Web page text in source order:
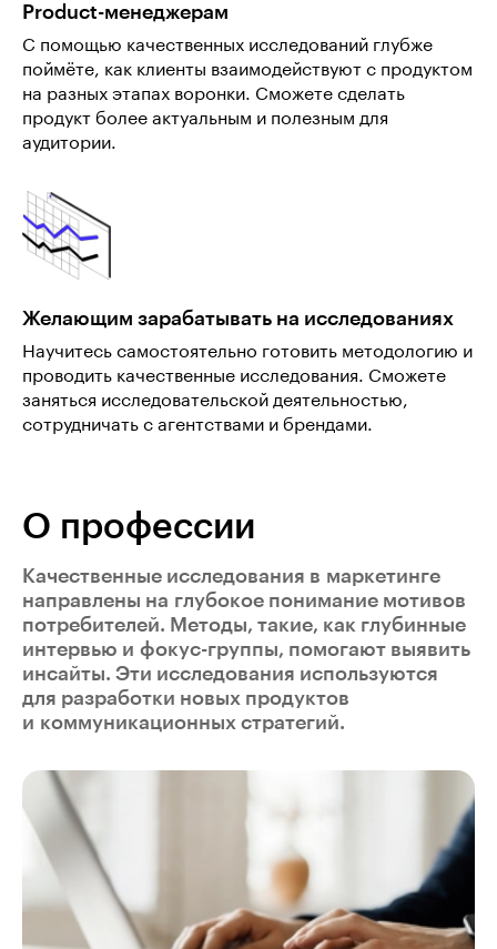
Product-менеджерам
С помощью качественных исследований глубже
поймёте, как клиенты взаимодействуют с продуктом
на разных этапах воронки. Сможете сделать
продукт более актуальным и полезным для
аудитории.
Желающим зарабатывать на исследованиях
Научитесь самостоятельно готовить методологию и
проводить качественные исследования. Сможете
заняться исследовательской деятельностью,
сотрудничать с агентствами и брендами.
О профессии
Качественные исследования в маркетинге
направлены на глубокое понимание мотивов
потребителей. Методы, такие, как глубинные
интервью и фокус-группы, помогают выявить
инсайты. Эти исследования используются
для разработки новых продуктов
и коммуникационных стратегий.